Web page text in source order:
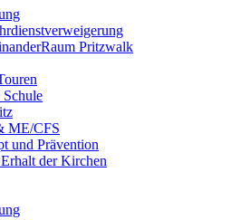
Pritzwalk
Schule
ME/CFS
und Prävention
der Kirchen